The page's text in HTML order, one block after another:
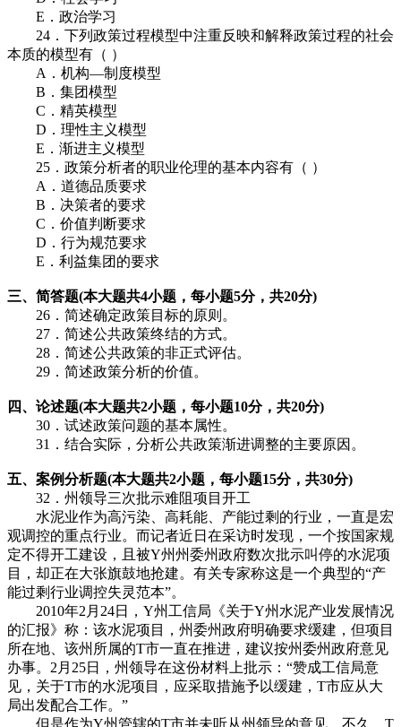
E．政治学习
24．下列政策过程模型中注重反映和解释政策过程的社会
本质的模型有（ ）
A．机构—制度模型
B．集团模型
C．精英模型
D．理性主义模型
E．渐进主义模型
25．政策分析者的职业伦理的基本内容有（ ）
A．道德品质要求
B．决策者的要求
C．价值判断要求
D．行为规范要求
E．利益集团的要求
三、简答题(本大题共4小题，每小题5分，共20分)
26．简述确定政策目标的原则。
27．简述公共政策终结的方式。
28．简述公共政策的非正式评估。
29．简述政策分析的价值。
四、论述题(本大题共2小题，每小题10分，共20分)
30．试述政策问题的基本属性。
31．结合实际，分析公共政策渐进调整的主要原因。
五、案例分析题(本大题共2小题，每小题15分，共30分)
32．州领导三次批示难阻项目开工
水泥业作为高污染、高耗能、产能过剩的行业，一直是宏
观调控的重点行业。而记者近日在采访时发现，一个按国家规
定不得开工建设，且被Y州州委州政府数次批示叫停的水泥项
目，却正在大张旗鼓地抢建。有关专家称这是一个典型的“产
能过剩行业调控失灵范本”。
2010年2月24日，Y州工信局《关于Y州水泥产业发展情况
的汇报》称：该水泥项目，州委州政府明确要求缓建，但项目
所在地、该州所属的T市一直在推进，建议按州委州政府意见
办事。2月25日，州领导在这份材料上批示：“赞成工信局意
见，关于T市的水泥项目，应采取措施予以缓建，T市应从大
局出发配合工作。”
但是作为Y州管辖的T市并未听从州领导的意见。不久，T